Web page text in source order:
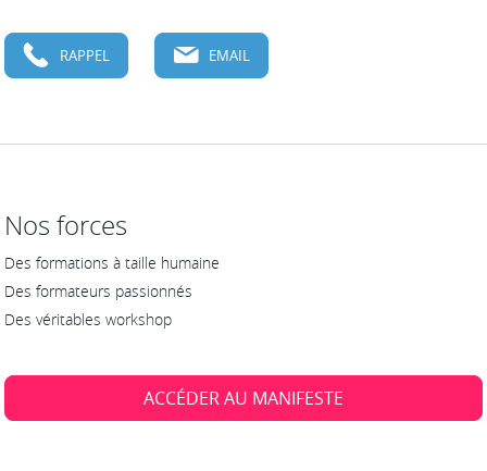
RAPPEL EMAIL
Nos forces
Des formations à taille humaine
Des formateurs passionnés
Des véritables workshop
ACCÉDER AU MANIFESTE